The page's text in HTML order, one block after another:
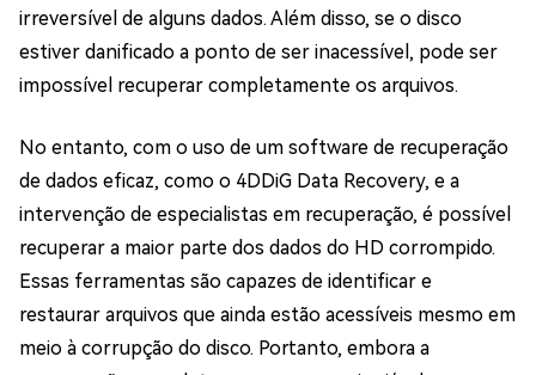
irreversível de alguns dados. Além disso, se o disco
estiver danificado a ponto de ser inacessível, pode ser
impossível recuperar completamente os arquivos.
No entanto, com o uso de um software de recuperação
de dados eficaz, como o 4DDiG Data Recovery, e a
intervenção de especialistas em recuperação, é possível
recuperar a maior parte dos dados do HD corrompido.
Essas ferramentas são capazes de identificar e
restaurar arquivos que ainda estão acessíveis mesmo em
meio à corrupção do disco. Portanto, embora a